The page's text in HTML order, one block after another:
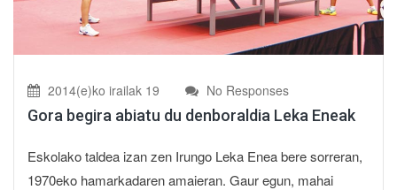
2014(e)ko irailak 19 No Responses
Gora begira abiatu du denboraldia Leka Eneak
Eskolako taldea izan zen Irungo Leka Enea bere sorreran,
1970eko hamarkadaren amaieran. Gaur egun, mahai